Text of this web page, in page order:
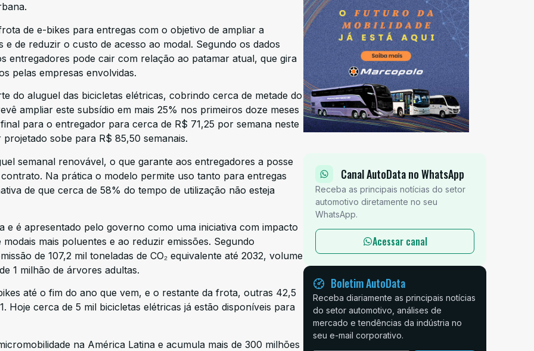
de e-bikes para entregas com o objetivo de ampliar a
de reduzir o custo de acesso ao modal. Segundo os dados
entregadores pode cair com relação ao patamar atual, que gira
pelas empresas envolvidas.
do aluguel das bicicletas elétricas, cobrindo cerca de metade do
ampliar este subsídio em mais 25% nos primeiros doze meses
para o entregador para cerca de R$ 71,25 por semana neste
sobe para R$ 85,50 semanais.
semanal renovável, o que garante aos entregadores a posse
Na prática o modelo permite uso tanto para entregas
de que cerca de 58% do tempo de utilização não esteja
e é apresentado pelo governo como uma iniciativa com impacto
mais poluentes e ao reduzir emissões. Segundo
de 107,2 mil toneladas de CO₂ equivalente até 2032, volume
1 milhão de árvores adultas.
até o fim do ano que vem, e o restante da frota, outras 42,5
Hoje cerca de 5 mil bicicletas elétricas já estão disponíveis para
na América Latina e acumula mais de 300 milhões
Canal AutoData no WhatsApp
Receba as principais notícias do setor
automotivo diretamente no seu
WhatsApp.
Acessar canal
Boletim AutoData
Receba diariamente as principais notícias
do setor automotivo, análises de
mercado e tendências da indústria no
seu e-mail corporativo.